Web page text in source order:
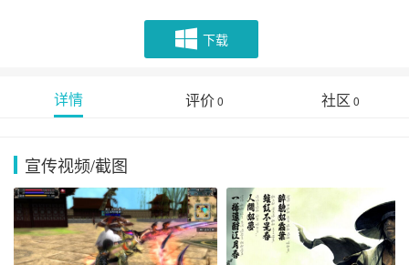
下载
详情 评价0 社区 0
宣传视频/截图